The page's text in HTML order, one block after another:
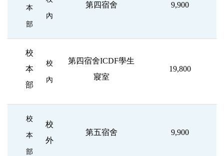
本
部
內
第四宿舍 9,900
校
本
部
校
內
第四宿舍ICDF學生
寢室
19,800
校
本
部
校
外
第五宿舍 9,900